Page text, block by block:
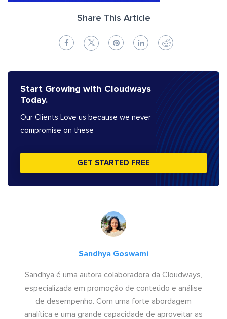
Share This Article
Start Growing with Cloudways
Today.
Our Clients Love us because we never
compromise on these
GET STARTED FREE
Sandhya Goswami
Sandhya é uma autora colaboradora da Cloudways,
especializada em promoção de conteúdo e análise
de desempenho. Com uma forte abordagem
analítica e uma grande capacidade de aproveitar as